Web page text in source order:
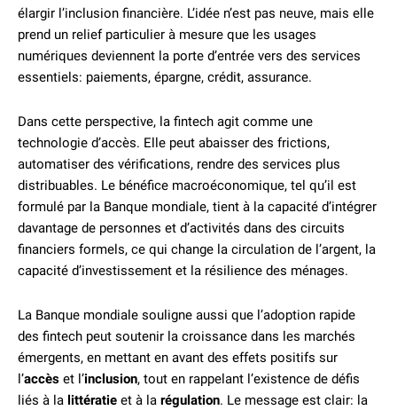
élargir l’inclusion financière. L’idée n’est pas neuve, mais elle
prend un relief particulier à mesure que les usages
numériques deviennent la porte d’entrée vers des services
essentiels: paiements, épargne, crédit, assurance.
Dans cette perspective, la fintech agit comme une
technologie d’accès. Elle peut abaisser des frictions,
automatiser des vérifications, rendre des services plus
distribuables. Le bénéfice macroéconomique, tel qu’il est
formulé par la Banque mondiale, tient à la capacité d’intégrer
davantage de personnes et d’activités dans des circuits
financiers formels, ce qui change la circulation de l’argent, la
capacité d’investissement et la résilience des ménages.
La Banque mondiale souligne aussi que l’adoption rapide
des fintech peut soutenir la croissance dans les marchés
émergents, en mettant en avant des effets positifs sur
l’accès et l’inclusion, tout en rappelant l’existence de défis
liés à la littératie et à la régulation. Le message est clair: la